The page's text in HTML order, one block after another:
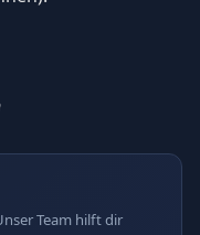
Team hilft dir